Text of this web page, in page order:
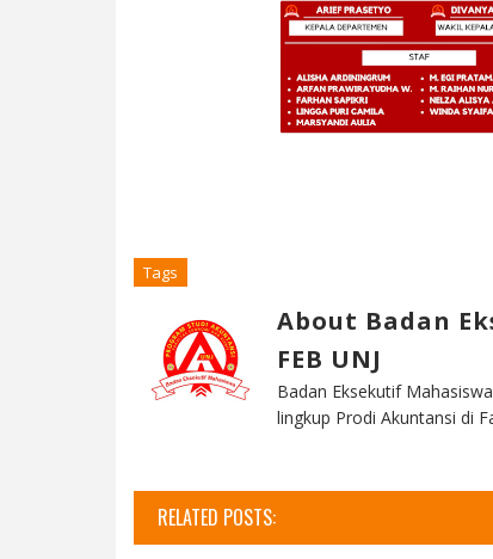
Tags
About Badan
FEB UNJ
Badan Eksekutif
lingkup Prodi Akuntansi di
RELATED POSTS: